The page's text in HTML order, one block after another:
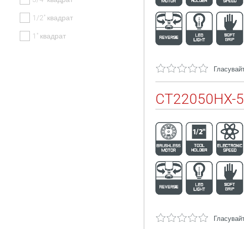
1/2" квадрат
1" квадрат
CT22050HX-